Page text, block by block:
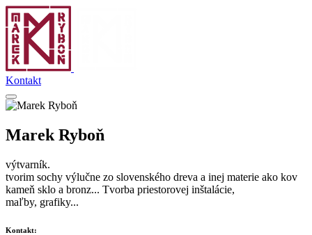
Kontakt
Marek Ryboň
výtvarník.
tvorim sochy výlučne zo slovenského dreva a inej materie ako kov
kameň sklo a bronz... Tvorba priestorovej inštalácie,
maľby, grafiky...
Kontakt: